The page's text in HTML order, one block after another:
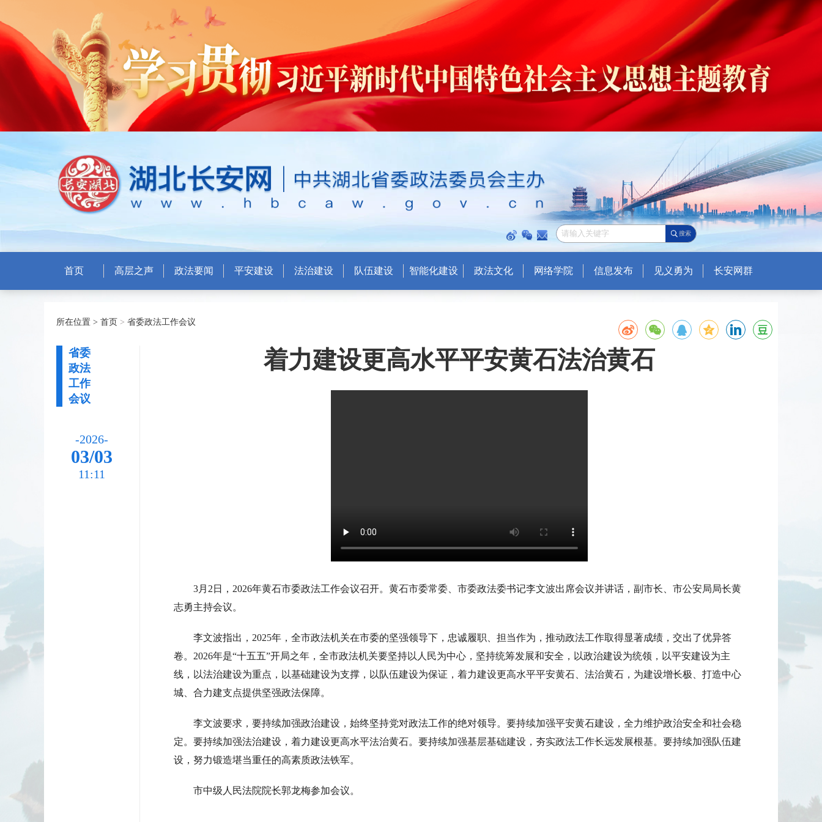
搜索
首页 高层之声 政法要闻 平安建设 法治建设 队伍建设 智能化建设 政法文化 网络学院 信息发布 见义勇为 长安网群
所在位置 > 首页 > 省委政法工作会议
省委
政法
工作
会议
-2026-
03/03
11:11
着力建设更高水平平安黄石法治黄石
3月2日，2026年黄石市委政法工作会议召开。黄石市委常委、市委政法委书记李文波出席会议并讲话，副市长、市公安局局长黄
志勇主持会议。
李文波指出，2025年，全市政法机关在市委的坚强领导下，忠诚履职、担当作为，推动政法工作取得显著成绩，交出了优异答
卷。2026年是“十五五”开局之年，全市政法机关要坚持以人民为中心，坚持统筹发展和安全，以政治建设为统领，以平安建设为主
线，以法治建设为重点，以基础建设为支撑，以队伍建设为保证，着力建设更高水平平安黄石、法治黄石，为建设增长极、打造中心
城、合力建支点提供坚强政法保障。
李文波要求，要持续加强政治建设，始终坚持党对政法工作的绝对领导。要持续加强平安黄石建设，全力维护政治安全和社会稳
定。要持续加强法治建设，着力建设更高水平法治黄石。要持续加强基层基础建设，夯实政法工作长远发展根基。要持续加强队伍建
设，努力锻造堪当重任的高素质政法铁军。
市中级人民法院院长郭龙梅参加会议。